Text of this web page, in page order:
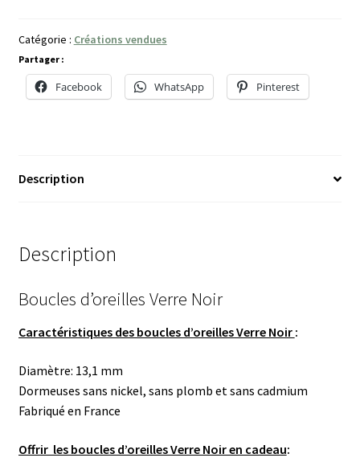
Catégorie : Créations vendues
Partager :
Facebook WhatsApp Pinterest
Description
Description
Boucles d’oreilles Verre Noir
Caractéristiques des boucles d’oreilles Verre Noir :
Diamètre: 13,1 mm
Dormeuses sans nickel, sans plomb et sans cadmium
Fabriqué en France
Offrir les boucles d’oreilles Verre Noir en cadeau: